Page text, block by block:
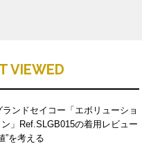
VIEWED
ンドセイコー「エボリューショ
」Ref.SLGB015の着用レビュー
”を考える